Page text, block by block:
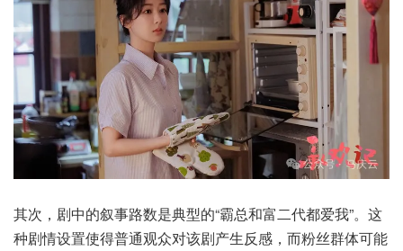
其次，剧中的叙事路数是典型的“霸总和富二代都爱我”。这
种剧情设置使得普通观众对该剧产生反感，而粉丝群体可能